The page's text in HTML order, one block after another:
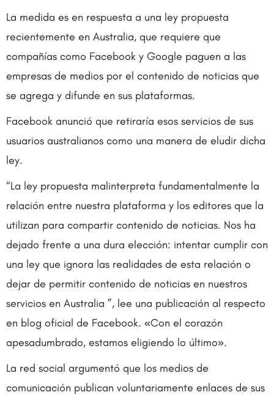
La medida es en respuesta a una ley propuesta
recientemente en Australia, que requiere que
compañías como Facebook y Google paguen a las
empresas de medios por el contenido de noticias que
se agrega y difunde en sus plataformas.
Facebook anunció que retiraría esos servicios de sus
usuarios australianos como una manera de eludir dicha
ley.
“La ley propuesta malinterpreta fundamentalmente la
relación entre nuestra plataforma y los editores que la
utilizan para compartir contenido de noticias. Nos ha
dejado frente a una dura elección: intentar cumplir con
una ley que ignora las realidades de esta relación o
dejar de permitir contenido de noticias en nuestros
servicios en Australia ”, lee una publicación al respecto
en blog oficial de Facebook. «Con el corazón
apesadumbrado, estamos eligiendo lo último».
La red social argumentó que los medios de
comunicación publican voluntariamente enlaces de sus